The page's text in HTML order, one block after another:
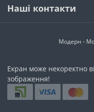
Наші контакти
Модерн -
Екран може некоректно
зображення!